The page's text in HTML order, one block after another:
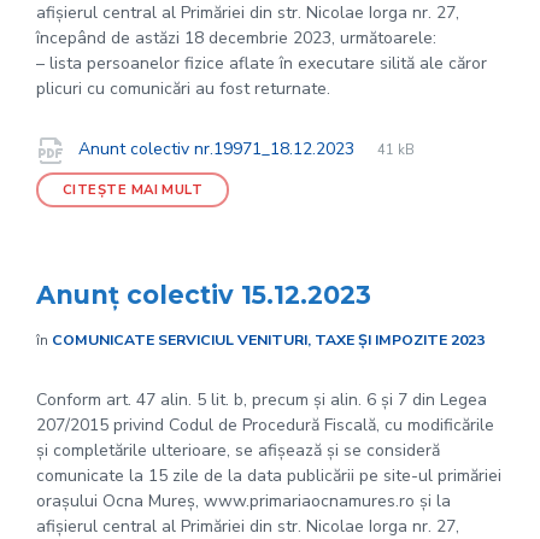
afișierul central al Primăriei din str. Nicolae Iorga nr. 27,
începând de astăzi 18 decembrie 2023, următoarele:
– lista persoanelor fizice aflate în executare silită ale căror
plicuri cu comunicări au fost returnate.
Documente
Anunt colectiv nr.19971_18.12.2023
File
pdf
File
41 kB
CITEȘTE MAI MULT
Anunț colectiv 15.12.2023
în COMUNICATE SERVICIUL VENITURI, TAXE ȘI IMPOZITE 2023
Conform art. 47 alin. 5 lit. b, precum și alin. 6 și 7 din Legea
207/2015 privind Codul de Procedură Fiscală, cu modificările
și completările ulterioare, se afișează și se consideră
comunicate la 15 zile de la data publicării pe site-ul primăriei
orașului Ocna Mureș, www.primariaocnamures.ro și la
afișierul central al Primăriei din str. Nicolae Iorga nr. 27,